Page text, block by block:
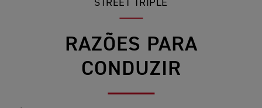
STREET TRIPLE
RAZÕES PARA
CONDUZIR